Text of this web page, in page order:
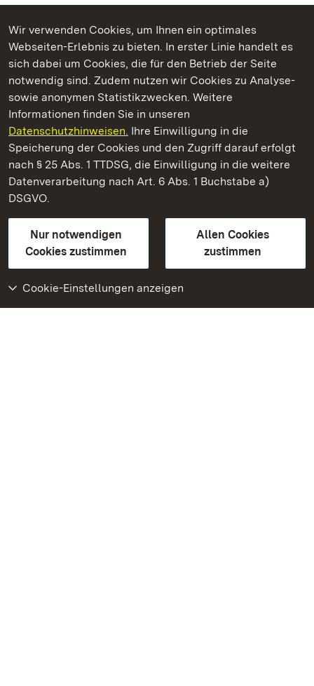
Wir verwenden Cookies, um Ihnen ein optimales
Webseiten-Erlebnis zu bieten. In erster Linie handelt es
sich dabei um Cookies, die für den Betrieb der Seite
notwendig sind. Zudem nutzen wir Cookies zu Analyse-
sowie anonymen Statistikzwecken. Weitere
Informationen finden Sie in unseren
Datenschutzhinweisen. Ihre Einwilligung in die
Speicherung der Cookies und den Zugriff darauf erfolgt
nach § 25 Abs. 1 TTDSG, die Einwilligung in die weitere
Datenverarbeitung nach Art. 6 Abs. 1 Buchstabe a)
DSGVO.
Nur notwendigen
Cookies zustimmen
Allen Cookies
zustimmen
Cookie-Einstellungen anzeigen
Kommen. Staunen. Genießen.
Kloster und Schloss Salem
Staatliche Schlösser und Gärten Baden-Württemberg
Kontakt
GebärdenspracheLeichte Sprache
Erklärung zur Barrierefreiheit
BITV-konform (geprüfte Seiten)
Weiteres